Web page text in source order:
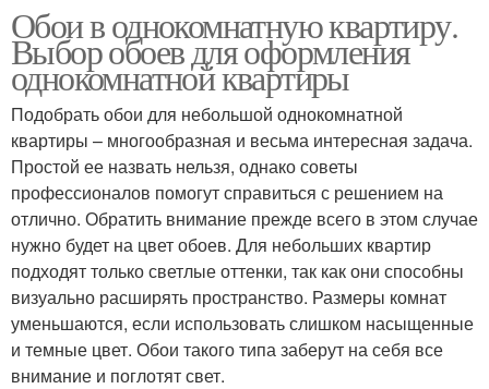
Обои в однокомнатную квартиру.
Выбор обоев для оформления
однокомнатной квартиры
Подобрать обои для небольшой однокомнатной
квартиры – многообразная и весьма интересная задача.
Простой ее назвать нельзя, однако советы
профессионалов помогут справиться с решением на
отлично. Обратить внимание прежде всего в этом случае
нужно будет на цвет обоев. Для небольших квартир
подходят только светлые оттенки, так как они способны
визуально расширять пространство. Размеры комнат
уменьшаются, если использовать слишком насыщенные
и темные цвет. Обои такого типа заберут на себя все
внимание и поглотят свет.